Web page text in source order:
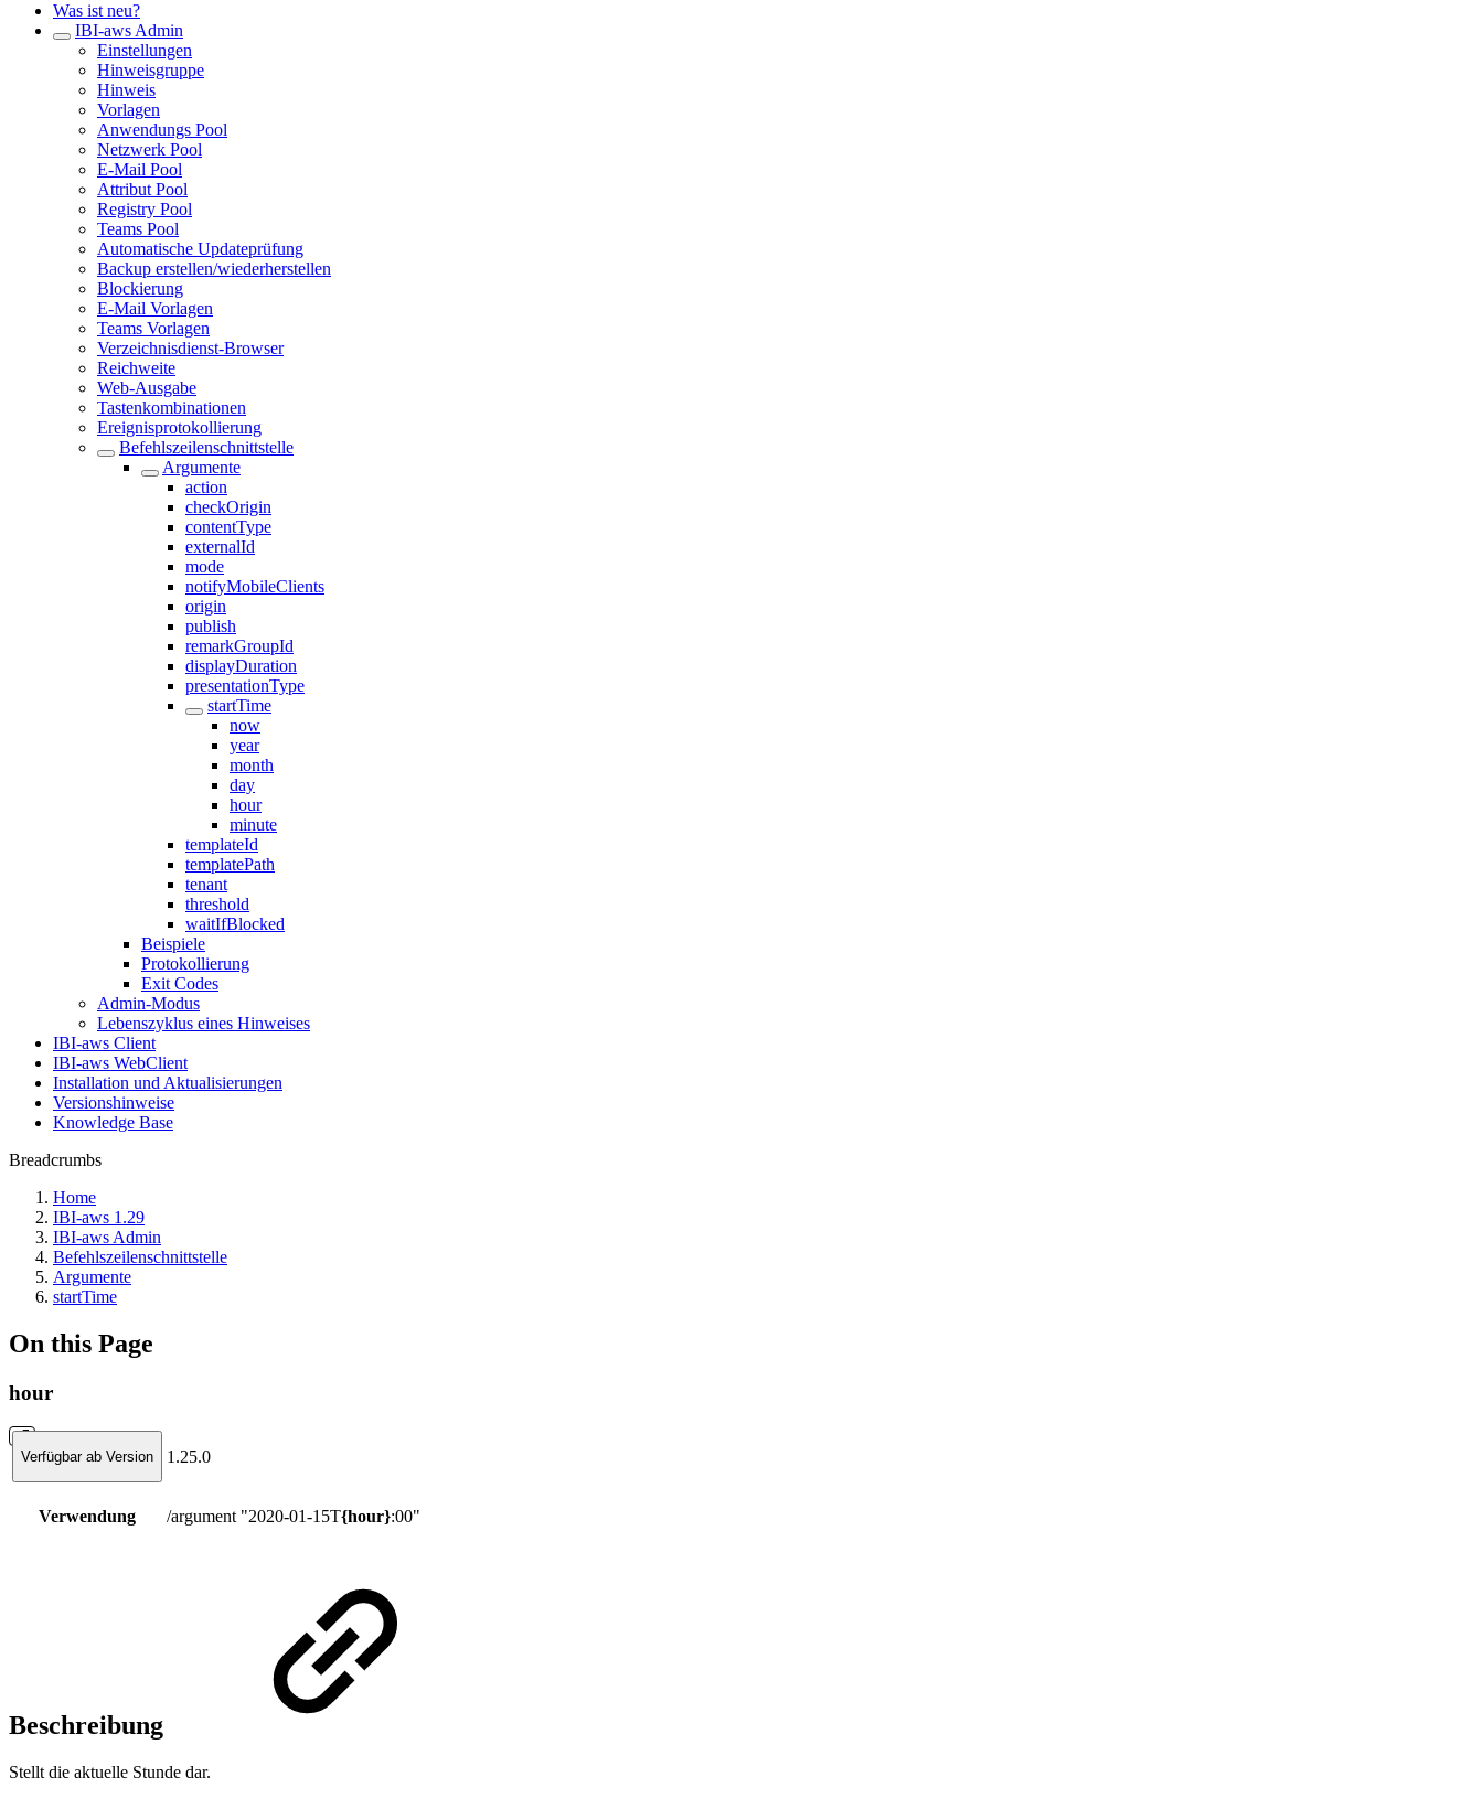
Was ist neu?
IBI-aws Admin
Einstellungen
Hinweisgruppe
Hinweis
Vorlagen
Anwendungs Pool
Netzwerk Pool
E-Mail Pool
Attribut Pool
Registry Pool
Teams Pool
Automatische Updateprüfung
Backup erstellen/wiederherstellen
Blockierung
E-Mail Vorlagen
Teams Vorlagen
Verzeichnisdienst-Browser
Reichweite
Web-Ausgabe
Tastenkombinationen
Ereignisprotokollierung
Befehlszeilenschnittstelle
Argumente
action
checkOrigin
contentType
externalId
mode
notifyMobileClients
origin
publish
remarkGroupId
displayDuration
presentationType
startTime
now
year
month
day
hour
minute
templateId
templatePath
tenant
threshold
waitIfBlocked
Beispiele
Protokollierung
Exit Codes
Admin-Modus
Lebenszyklus eines Hinweises
IBI-aws Client
IBI-aws WebClient
Installation und Aktualisierungen
Versionshinweise
Knowledge Base
Breadcrumbs
Home
IBI-aws 1.29
IBI-aws Admin
Befehlszeilenschnittstelle
Argumente
startTime
On this Page
hour
Verfügbar ab Version 1.25.0
Verwendung /argument "2020-01-15T{hour}:00"
Beschreibung
Stellt die aktuelle Stunde dar.